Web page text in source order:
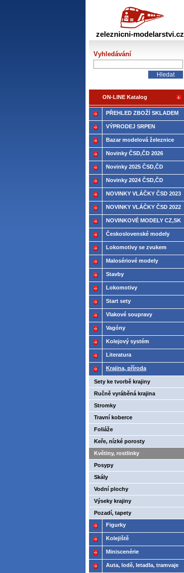
PŘEHLED ZBOŽÍ SKLADEM
VÝPRODEJ SRPEN
Bazar modelová železnice
Novinky ČSD,ČD 2026
Novinky 2025 ČSD,ČD
Novinky 2024 ČSD,ČD
NOVINKY VLÁČKY ČSD 2023
NOVINKY VLÁČKY ČSD 2022
NOVINKOVÉ MODELY CZ,SK
2021
Československé modely
ČSD,ČD
Lokomotivy se zvukem
Malosériové modely
Stavby
Lokomotivy
Start sety
Vlakové soupravy
Vagóny
Kolejový systém
Literatura
Krajina, příroda
Sety ke tvorbě krajiny
Ručně vyráběná krajina
Stromky
Travní koberce
Foliáže
Keře, nízké porosty
Květiny, rostlinky
Posypy
Skály
Vodní plochy
Výseky krajiny
Pozadí, tapety
Figurky
Kolejiště
Miniscenérie
Auta, lodě, letadla, tramvaje
zeleznicni-modelarstvi.cz
Vyhledávání
ON-LINE Katalog